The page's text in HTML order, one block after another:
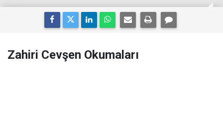
Zahiri Cevşen Okumaları